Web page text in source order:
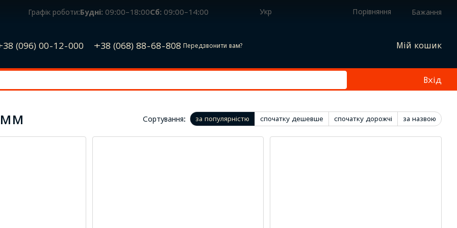
Графік роботи:Будні: 09:00–18:00Сб: 09:00–14:00 Укр Порівняння Бажання
(096) 00-12-000 +38 (068) 88-68-808 Передзвонити вам? Мій кошик
Вхід
Сортування: за популярністю спочатку дешевше спочатку дорожчі за назвою